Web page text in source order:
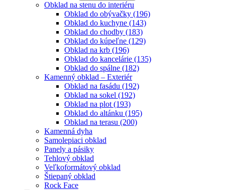
Obklad na stenu do interiéru
Obklad do obývačky (196)
Obklad do kuchyne (143)
Obklad do chodby (183)
Obklad do kúpeľne (129)
Obklad na krb (196)
Obklad do kancelárie (135)
Obklad do spálne (182)
Kamenný obklad – Exteriér
Obklad na fasádu (192)
Obklad na sokel (192)
Obklad na plot (193)
Obklad do altánku (195)
Obklad na terasu (200)
Kamenná dyha
Samolepiaci obklad
Panely a pásiky
Tehlový obklad
Veľkoformátový obklad
Štiepaný obklad
Rock Face